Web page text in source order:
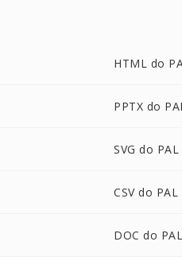
HTML do
PPTX do
SVG do PAL
CSV do PAL
DOC do PAL